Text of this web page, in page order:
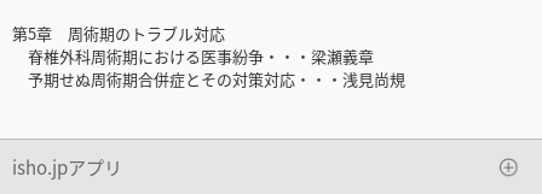
第5章 周術期のトラブル対応
脊椎外科周術期における医事紛争・・・梁瀬義章
予期せぬ周術期合併症とその対策対応・・・浅見尚規
isho.jpアプリ